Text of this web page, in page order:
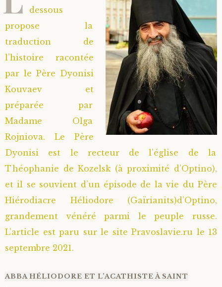
dessous
propose la
traduction de
l’histoire racontée
par le Père Dyonisi
Kouvaev et
préparée par
Madame Olga
Rojniova. Le Père
Dyonisi est le recteur de l’église de la
Théophanie de Kozelsk (à proximité d’Optino),
et il se souvient d’un épisode de la vie du Père
Hiérodiacre Héliodore (Gaïrianits)d’Optino,
grandement vénéré parmi le peuple russe.
L’article est paru sur le site Pravoslavie.ru le 13
septembre 2021.
ABBA HÉLIODORE ET L’ACATHISTE À SAINT